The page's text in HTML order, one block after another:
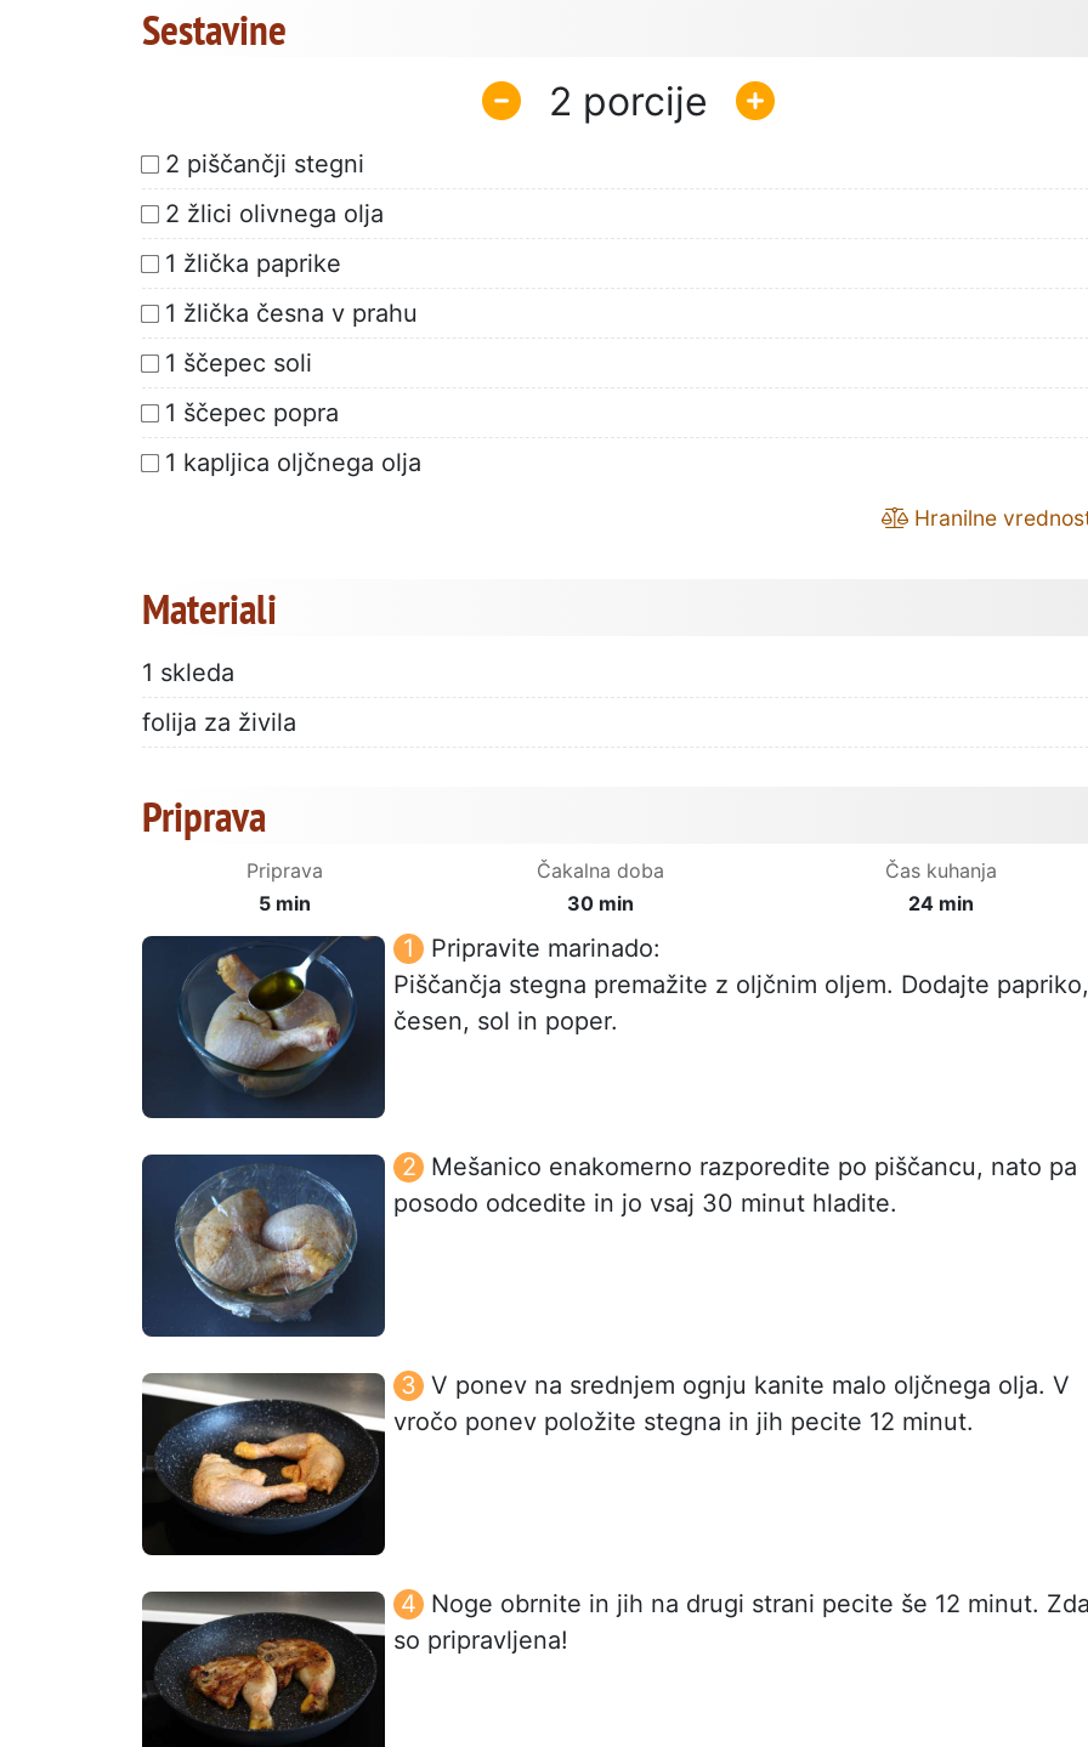
Sestavine
2
2 piščančji stegni
2 žlici olivnega olja
1 žlička paprike
1 žlička česna v prahu
1 ščepec soli
1 ščepec popra
1 kapljica oljčnega olja
Hranilne
Materiali
1 skleda
folija za živila
Priprava
Priprava
5 min
Čakalna doba
30 min
Čas kuhanja
24 min
Pripravite marinado:
Piščančja stegna premažite z oljčnim oljem. Dodajte papriko,
česen, sol in poper.
Mešanico enakomerno razporedite po piščancu, nato pa
posodo odcedite in jo vsaj 30 minut hladite.
V ponev na srednjem ognju kanite malo oljčnega olja. V
vročo ponev položite stegna in jih pecite 12 minut.
Noge obrnite in jih na drugi strani pecite še 12 minut.
so pripravljena!